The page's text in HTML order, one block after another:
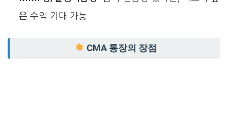
은 수익 기대 가능
CMA 통장의 장점